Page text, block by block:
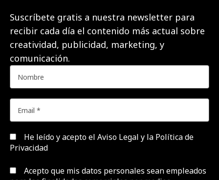
Suscríbete gratis a nuestra newsletter para
recibir cada día el contenido más actual sobre
creatividad, publicidad, marketing, y
comunicación.
He leído y acepto el Aviso Legal y la Política de
Privacidad
Acepto que mis datos personales sean empleados